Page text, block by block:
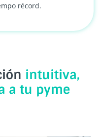
récord.
intuitiva,
a tu pyme